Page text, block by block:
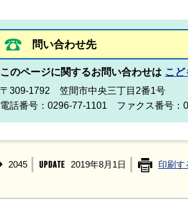
問い合わせ先
このページに関するお問い合わせは こ
〒309-1792 笠間市中央三丁目2番1号
電話番号：0296-77-1101 ファクス番号：
2045 2019年8月1日 印刷す